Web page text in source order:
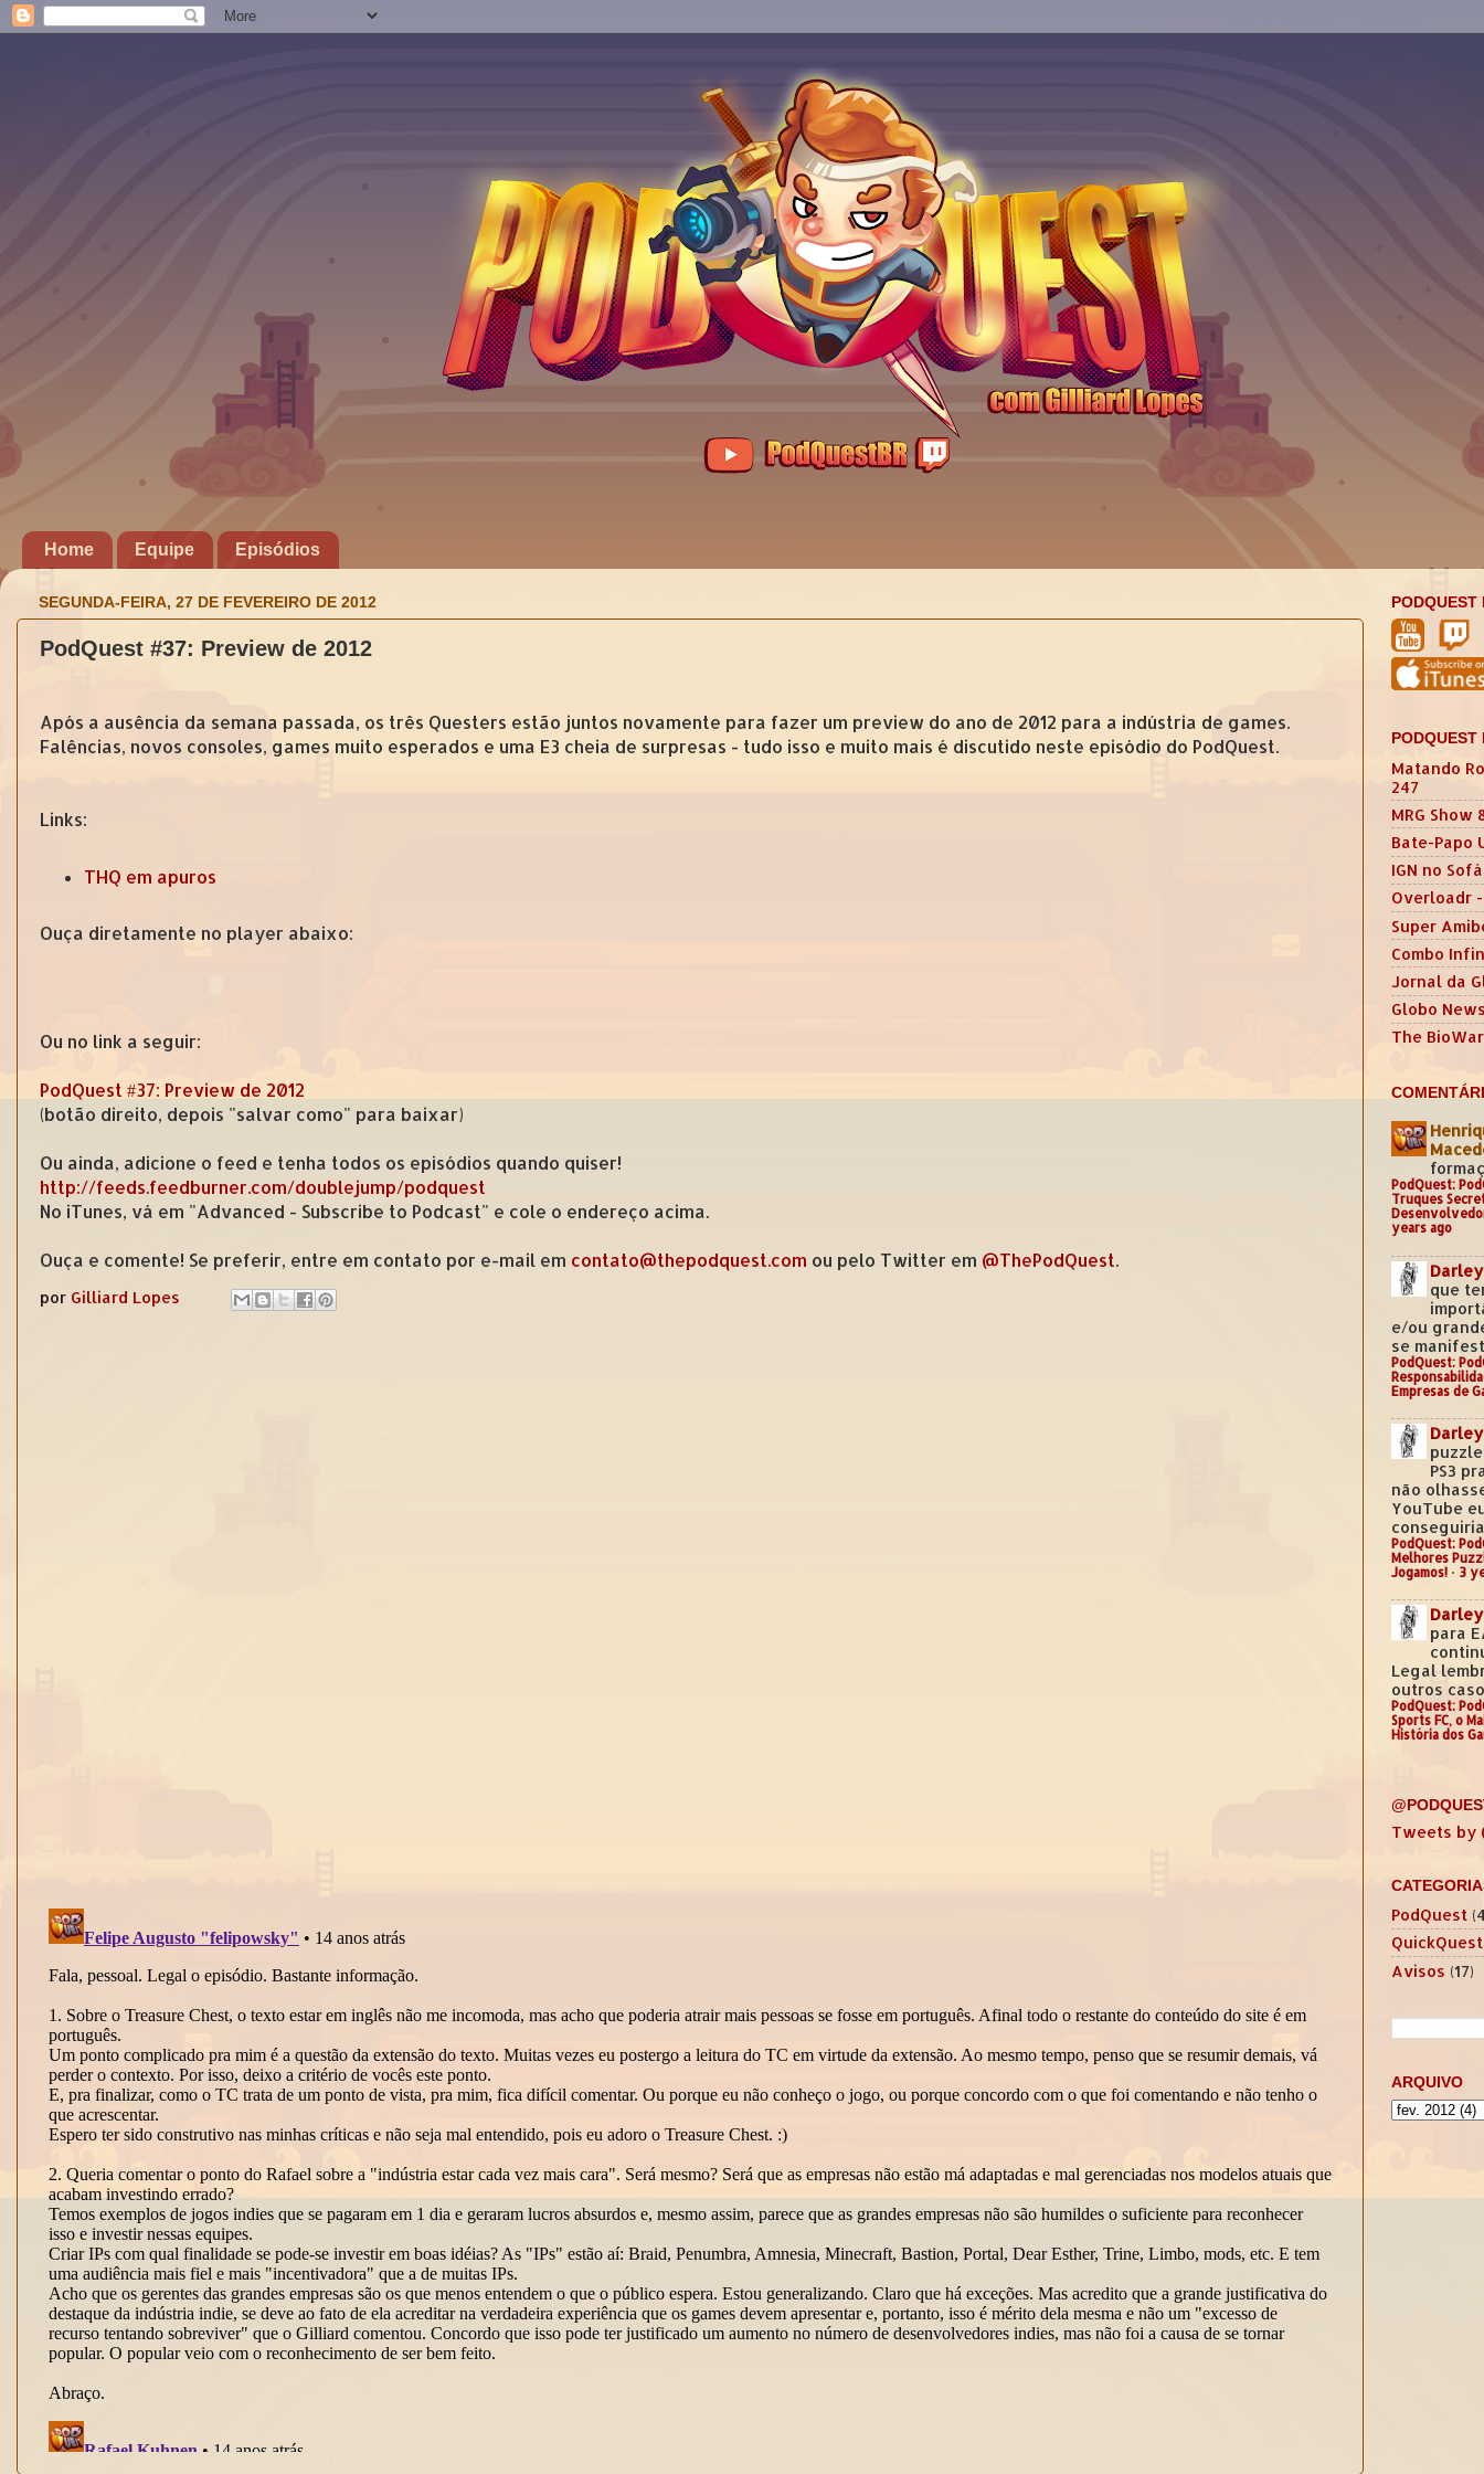
Home Equipe Episódios
SEGUNDA-FEIRA, 27 DE FEVEREIRO DE 2012
PodQuest #37: Preview de 2012
Após a ausência da semana passada, os três Questers estão juntos novamente para fazer um preview do ano de 2012 para a indústria de games.
Falências, novos consoles, games muito esperados e uma E3 cheia de surpresas - tudo isso e muito mais é discutido neste episódio do PodQuest.
Links:
THQ em apuros
Ouça diretamente no player abaixo:
Ou no link a seguir:
PodQuest #37: Preview de 2012
(botão direito, depois "salvar como" para baixar)
Ou ainda, adicione o feed e tenha todos os episódios quando quiser!
http://feeds.feedburner.com/doublejump/podquest
No iTunes, vá em "Advanced - Subscribe to Podcast" e cole o endereço acima.
Ouça e comente! Se preferir, entre em contato por e-mail em contato@thepodquest.com ou pelo Twitter em @ThePodQuest.
por Gilliard Lopes
PODQUEST
PODQUEST
Matando
247
MRG Show
Bate-Papo
IGN no Sofá
Overloadr
Super
Combo
Jornal da
Globo
The
PodQuest:
Truques
years ago
que
e/ou
se
PodQuest:
Empresas de
PS3
não
YouTube
PodQuest:
Melhores
Jogamos! · 3
para
Legal
outros
PodQuest:
Sports FC, o
História dos
Tweets by
PodQuest
QuickQuest
Avisos (17)
ARQUIVO